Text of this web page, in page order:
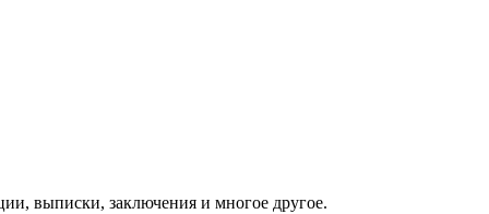
выписки, заключения и многое другое.